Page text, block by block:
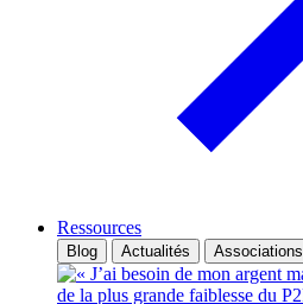
Ressources
Blog Actualités Associations